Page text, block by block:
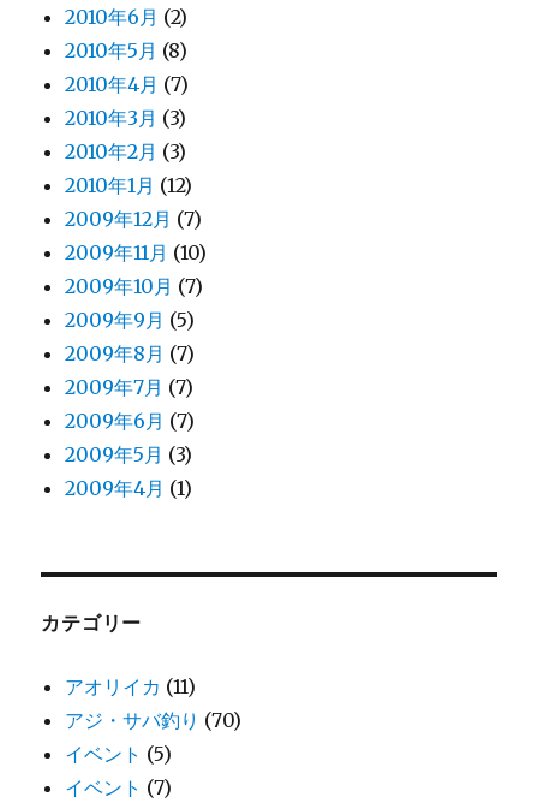
2010年6月 (2)
2010年5月 (8)
2010年4月 (7)
2010年3月 (3)
2010年2月 (3)
2010年1月 (12)
2009年12月 (7)
2009年11月 (10)
2009年10月 (7)
2009年9月 (5)
2009年8月 (7)
2009年7月 (7)
2009年6月 (7)
2009年5月 (3)
2009年4月 (1)
カテゴリー
アオリイカ (11)
アジ・サバ釣り (70)
イベント (5)
イベント (7)